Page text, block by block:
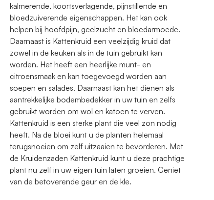
kalmerende, koortsverlagende, pijnstillende en
bloedzuiverende eigenschappen. Het kan ook
helpen bij hoofdpijn, geelzucht en bloedarmoede.
Daarnaast is Kattenkruid een veelzijdig kruid dat
zowel in de keuken als in de tuin gebruikt kan
worden. Het heeft een heerlijke munt- en
citroensmaak en kan toegevoegd worden aan
soepen en salades. Daarnaast kan het dienen als
aantrekkelijke bodembedekker in uw tuin en zelfs
gebruikt worden om wol en katoen te verven.
Kattenkruid is een sterke plant die veel zon nodig
heeft. Na de bloei kunt u de planten helemaal
terugsnoeien om zelf uitzaaien te bevorderen. Met
de Kruidenzaden Kattenkruid kunt u deze prachtige
plant nu zelf in uw eigen tuin laten groeien. Geniet
van de betoverende geur en de kle.